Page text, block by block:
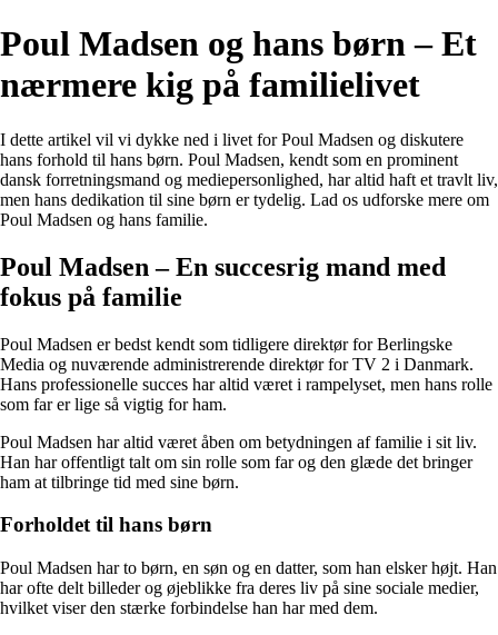
Poul Madsen og hans børn – Et
nærmere kig på familielivet
I dette artikel vil vi dykke ned i livet for Poul Madsen og diskutere
hans forhold til hans børn. Poul Madsen, kendt som en prominent
dansk forretningsmand og mediepersonlighed, har altid haft et travlt liv,
men hans dedikation til sine børn er tydelig. Lad os udforske mere om
Poul Madsen og hans familie.
Poul Madsen – En succesrig mand med
fokus på familie
Poul Madsen er bedst kendt som tidligere direktør for Berlingske
Media og nuværende administrerende direktør for TV 2 i Danmark.
Hans professionelle succes har altid været i rampelyset, men hans rolle
som far er lige så vigtig for ham.
Poul Madsen har altid været åben om betydningen af familie i sit liv.
Han har offentligt talt om sin rolle som far og den glæde det bringer
ham at tilbringe tid med sine børn.
Forholdet til hans børn
Poul Madsen har to børn, en søn og en datter, som han elsker højt. Han
har ofte delt billeder og øjeblikke fra deres liv på sine sociale medier,
hvilket viser den stærke forbindelse han har med dem.